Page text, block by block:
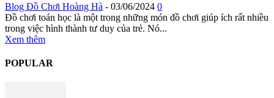
Blog Đồ Chơi Hoàng Hà - 03/06/2024 0
Đồ chơi toán học là một trong những món đồ chơi giúp ích rất nhiều
trong việc hình thành tư duy của trẻ. Nó...
Xem thêm
POPULAR